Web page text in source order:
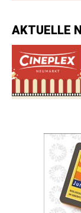
AKTUELLE